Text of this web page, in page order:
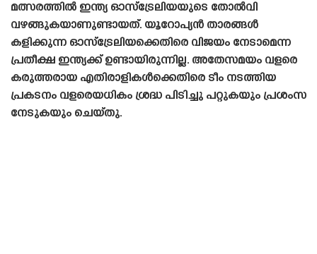
മത്സരത്തിൽ ഇന്ത്യ ഓസ്‌ട്രേലിയയുടെ തോൽവി
വഴങ്ങുകയാണുണ്ടായത്. യൂറോപ്യൻ താരങ്ങൾ
കളിക്കുന്ന ഓസ്‌ട്രേലിയക്കെതിരെ വിജയം നേടാമെന്ന
പ്രതീക്ഷ ഇന്ത്യക്ക് ഉണ്ടായിരുന്നില്ല. അതേസമയം വളരെ
കരുത്തരായ എതിരാളികൾക്കെതിരെ ടീം നടത്തിയ
പ്രകടനം വളരെയധികം ശ്രദ്ധ പിടിച്ചു പറ്റുകയും പ്രശംസ
നേടുകയും ചെയ്‌തു.